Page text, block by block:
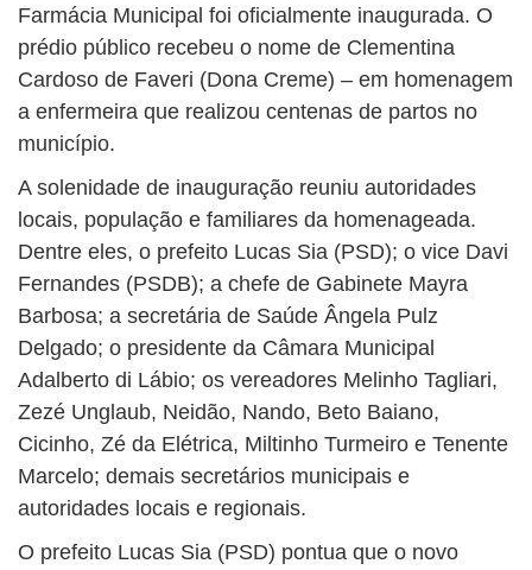
Farmácia Municipal foi oficialmente inaugurada. O
prédio público recebeu o nome de Clementina
Cardoso de Faveri (Dona Creme) – em homenagem
a enfermeira que realizou centenas de partos no
município.
A solenidade de inauguração reuniu autoridades
locais, população e familiares da homenageada.
Dentre eles, o prefeito Lucas Sia (PSD); o vice Davi
Fernandes (PSDB); a chefe de Gabinete Mayra
Barbosa; a secretária de Saúde Ângela Pulz
Delgado; o presidente da Câmara Municipal
Adalberto di Lábio; os vereadores Melinho Tagliari,
Zezé Unglaub, Neidão, Nando, Beto Baiano,
Cicinho, Zé da Elétrica, Miltinho Turmeiro e Tenente
Marcelo; demais secretários municipais e
autoridades locais e regionais.
O prefeito Lucas Sia (PSD) pontua que o novo